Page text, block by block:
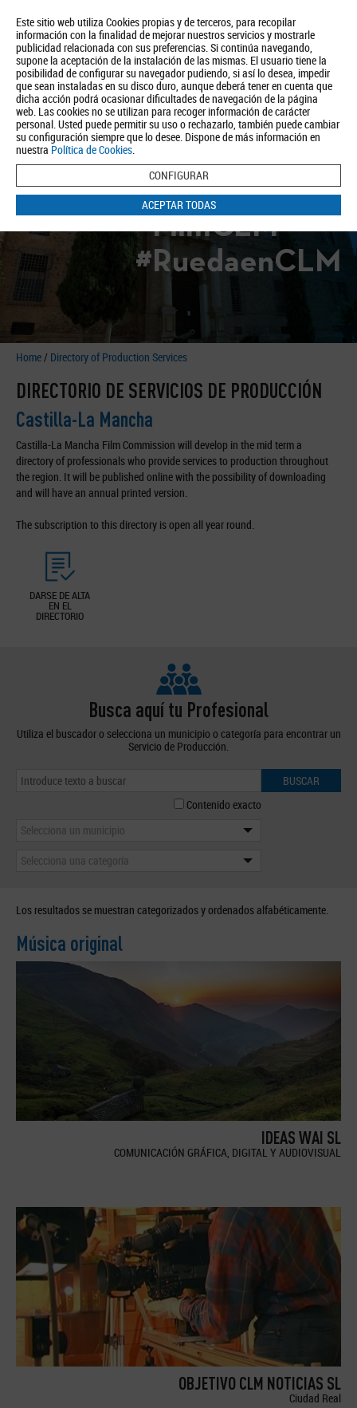
Este sitio web utiliza Cookies propias y de terceros, para recopilar
información con la finalidad de mejorar nuestros servicios y mostrarle
publicidad relacionada con sus preferencias. Si continúa navegando,
supone la aceptación de la instalación de las mismas. El usuario tiene la
posibilidad de configurar su navegador pudiendo, si así lo desea, impedir
que sean instaladas en su disco duro, aunque deberá tener en cuenta que
dicha acción podrá ocasionar dificultades de navegación de la página
web. Las cookies no se utilizan para recoger información de carácter
personal. Usted puede permitir su uso o rechazarlo, también puede cambiar
su configuración siempre que lo desee. Dispone de más información en
nuestra Política de Cookies.
CONFIGURAR
ACEPTAR TODAS
About us Tourism Política de Privacidad Aviso Legal Política de Cookies
BUSCAR
#FilmCLM
#RuedaenCLM
Home/ Directory of Production Services
DIRECTORIO DE SERVICIOS DE PRODUCCIÓN
Castilla-La Mancha
Castilla-La Mancha Film Commission will develop in the mid term a
directory of professionals who provide services to production throughout
the region. It will be published online with the possibility of downloading
and will have an annual printed version.
The subscription to this directory is open all year round.
DARSE DE ALTA
EN EL
DIRECTORIO
Busca aquí tu Profesional
Utiliza el buscador o selecciona un municipio o categoría para encontrar un
Servicio de Producción.
BUSCAR
Contenido exacto
Selecciona un municipio
Selecciona una categoría
Los resultados se muestran categorizados y ordenados alfabéticamente.
Música original
IDEAS WAI SL
COMUNICACIÓN GRÁFICA, DIGITAL Y AUDIOVISUAL
OBJETIVO CLM NOTICIAS SL
Ciudad Real